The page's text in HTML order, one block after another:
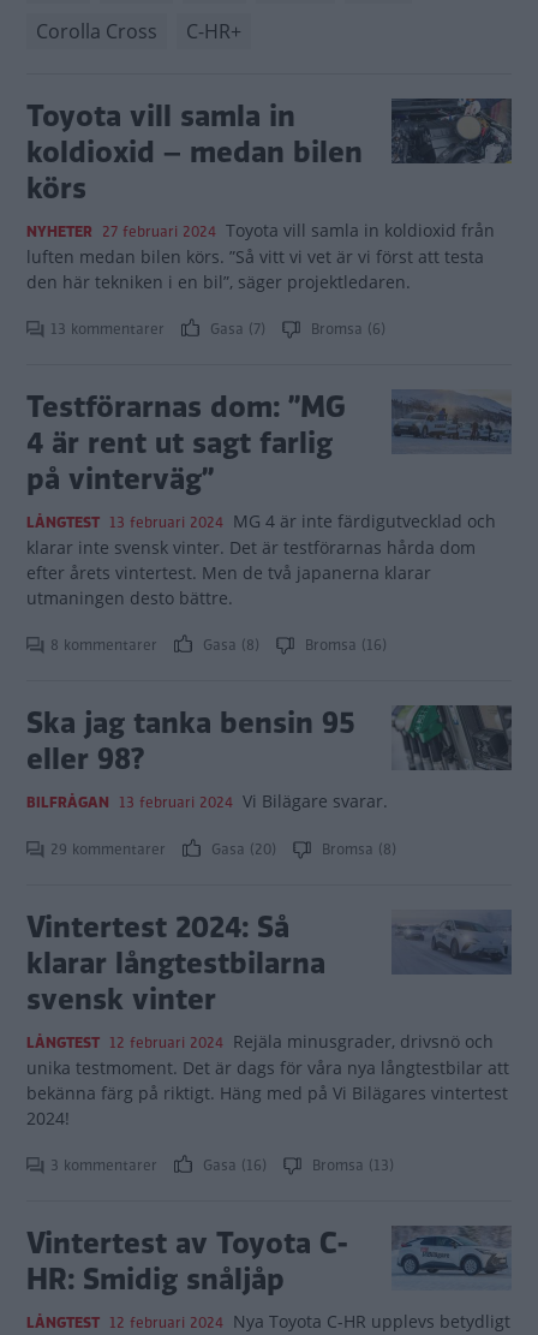
Corolla Cross
C-HR+
Toyota vill samla in
koldioxid – medan bilen
körs
NYHETER 27 februari 2024 Toyota vill samla in koldioxid från
luften medan bilen körs. ”Så vitt vi vet är vi först att testa
den här tekniken i en bil”, säger projektledaren.
13 kommentarer Gasa (7) Bromsa (6)
Testförarnas dom: ”MG
4 är rent ut sagt farlig
på vinterväg”
LÅNGTEST 13 februari 2024 MG 4 är inte färdigutvecklad och
klarar inte svensk vinter. Det är testförarnas hårda dom
efter årets vintertest. Men de två japanerna klarar
utmaningen desto bättre.
8 kommentarer Gasa (8) Bromsa (16)
Ska jag tanka bensin 95
eller 98?
BILFRÅGAN 13 februari 2024 Vi Bilägare svarar.
29 kommentarer Gasa (20) Bromsa (8)
Vintertest 2024: Så
klarar långtestbilarna
svensk vinter
LÅNGTEST 12 februari 2024 Rejäla minusgrader, drivsnö och
unika testmoment. Det är dags för våra nya långtestbilar att
bekänna färg på riktigt. Häng med på Vi Bilägares vintertest
2024!
3 kommentarer Gasa (16) Bromsa (13)
Vintertest av Toyota C-
HR: Smidig snåljåp
LÅNGTEST 12 februari 2024 Nya Toyota C-HR upplevs betydligt